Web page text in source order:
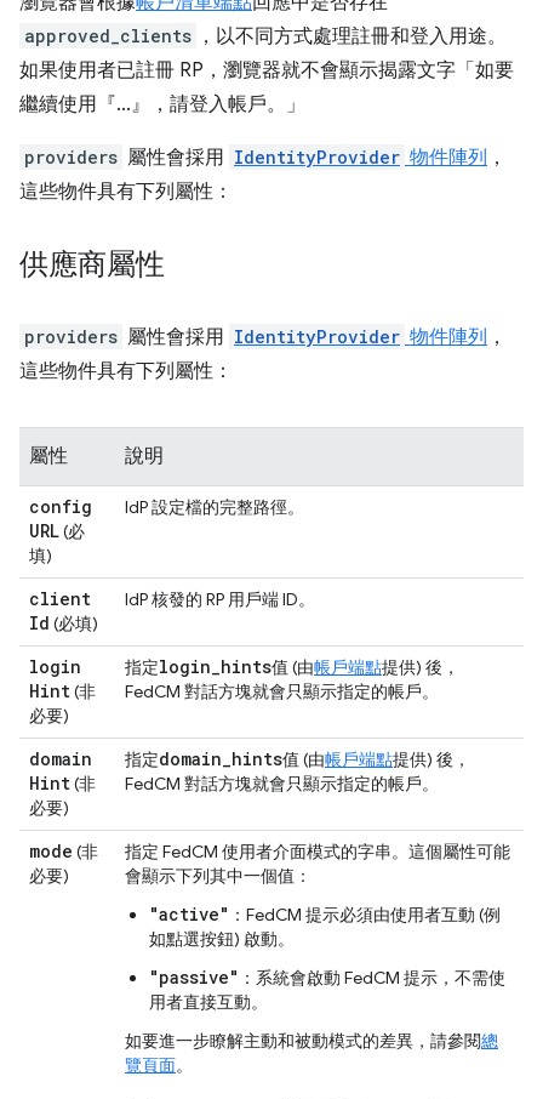
approved_clients ，以不同方式處理註冊和登入用途。
如果使用者已註冊 RP，瀏覽器就不會顯示揭露文字「如要
繼續使用『...』，請登入帳戶。」
providers 屬性會採用 IdentityProvider 物件陣列 ，
這些物件具有下列屬性：
供應商屬性
providers 屬性會採用 IdentityProvider 物件陣列 ，
這些物件具有下列屬性：
屬性 說明
config
URL(必
填)
IdP 設定檔的完整路徑。
client
Id (必填)
IdP 核發的 RP 用戶端 ID。
login
Hint (非
必要)
指定login hints值 (由帳戶端點提供) 後，
FedCM 對話方塊就會只顯示指定的帳戶。
domain
Hint (非
必要)
指定domain hints值 (由帳戶端點提供) 後，
FedCM 對話方塊就會只顯示指定的帳戶。
mode (非
必要)
指定 FedCM 使用者介面模式的字串。這個屬性可能
會顯示下列其中一個值：
"active" ：FedCM 提示必須由使用者互動 (例
如點選按鈕) 啟動。
"passive" ：系統會啟動 FedCM 提示，不需使
用者直接互動。
如要進一步瞭解主動和被動模式的差異，請參閱總
覽頁面。